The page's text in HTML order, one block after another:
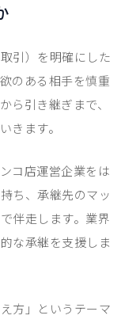
引）を明確にした
のある相手を慎重
ら引き継ぎまで、
きます。
コ店運営企業をは
ち、承継先のマッ
伴走します。業界
な承継を支援しま
方」というテーマ